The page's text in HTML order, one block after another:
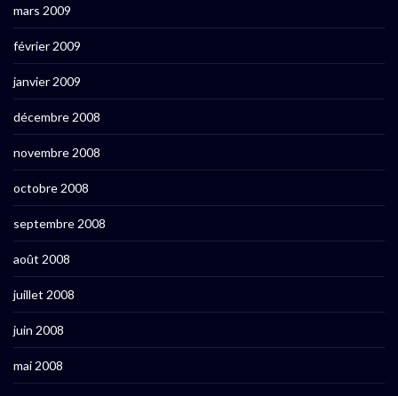
mars 2009
février 2009
janvier 2009
décembre 2008
novembre 2008
octobre 2008
septembre 2008
août 2008
juillet 2008
juin 2008
mai 2008